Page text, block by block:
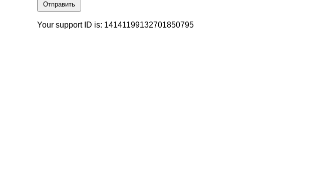
Отправить
Your support ID is: 14141199132701850795